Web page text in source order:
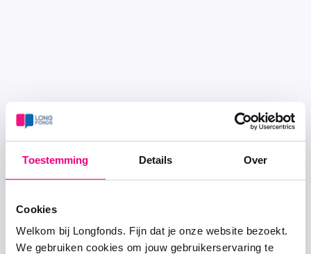
Toestemming Details Over
Cookies
Welkom bij Longfonds. Fijn dat je onze website bezoekt.
We gebruiken cookies om jouw gebruikerservaring te